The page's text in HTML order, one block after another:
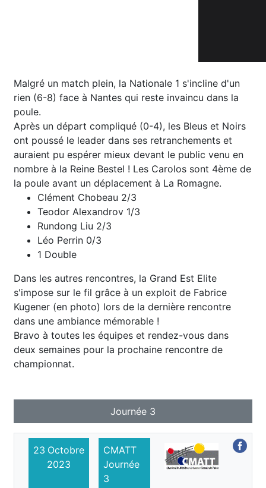
Malgré un match plein, la Nationale 1 s'incline d'un
rien (6-8) face à Nantes qui reste invaincu dans la
poule.
Après un départ compliqué (0-4), les Bleus et Noirs
ont poussé le leader dans ses retranchements et
auraient pu espérer mieux devant le public venu en
nombre à la Reine Bestel ! Les Carolos sont 4ème de
la poule avant un déplacement à La Romagne.
Clément Chobeau 2/3
Teodor Alexandrov 1/3
Rundong Liu 2/3
Léo Perrin 0/3
1 Double
Dans les autres rencontres, la Grand Est Elite
s'impose sur le fil grâce à un exploit de Fabrice
Kugener (en photo) lors de la dernière rencontre
dans une ambiance mémorable !
Bravo à toutes les équipes et rendez-vous dans
deux semaines pour la prochaine rencontre de
championnat.
Journée 3
23 Octobre
2023
CMATT
Journée
3